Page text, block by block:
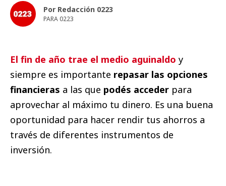
Por Redacción 0223
PARA 0223
El fin de año trae el medio aguinaldo y
siempre es importante repasar las opciones
financieras a las que podés acceder para
aprovechar al máximo tu dinero. Es una buena
oportunidad para hacer rendir tus ahorros a
través de diferentes instrumentos de
inversión.